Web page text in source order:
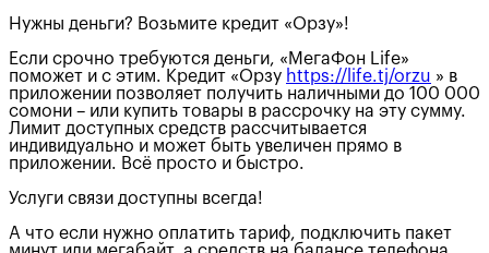
Нужны деньги? Возьмите кредит «Орзу»!
Если срочно требуются деньги, «МегаФон Life»
поможет и с этим. Кредит «Орзу https://life.tj/orzu » в
приложении позволяет получить наличными до 100 000
сомони – или купить товары в рассрочку на эту сумму.
Лимит доступных средств рассчитывается
индивидуально и может быть увеличен прямо в
приложении. Всё просто и быстро.
Услуги связи доступны всегда!
А что если нужно оплатить тариф, подключить пакет